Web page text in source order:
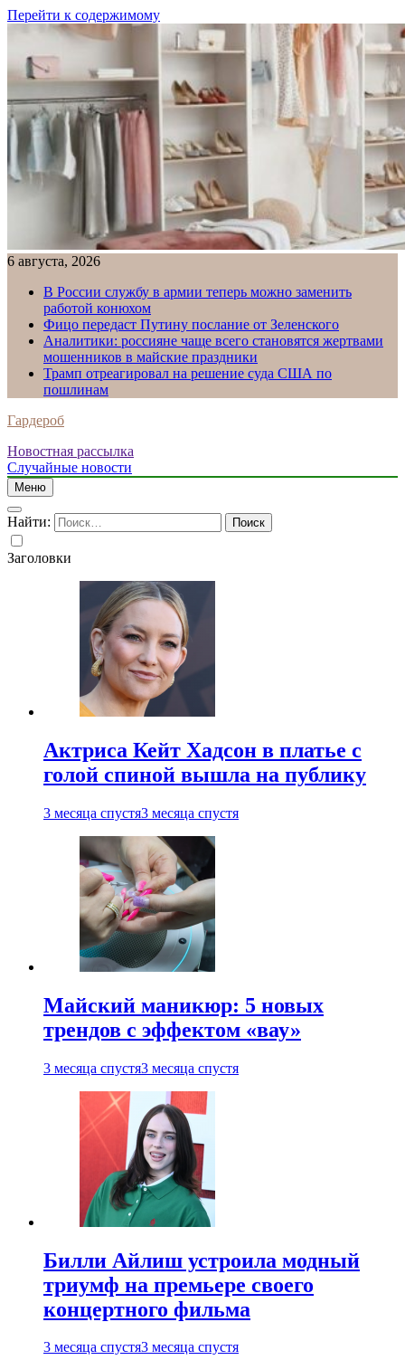
Перейти к содержимому
6 августа, 2026
В России службу в армии теперь можно заменить
работой конюхом
Фицо передаст Путину послание от Зеленского
Аналитики: россияне чаще всего становятся жертвами
мошенников в майские праздники
Трамп отреагировал на решение суда США по
пошлинам
Гардероб
Новостная рассылка
Случайные новости
Меню
Найти:
Заголовки
Актриса Кейт Хадсон в платье с
голой спиной вышла на публику
3 месяца спустя3 месяца спустя
Майский маникюр: 5 новых
трендов с эффектом «вау»
3 месяца спустя3 месяца спустя
Билли Айлиш устроила модный
триумф на премьере своего
концертного фильма
3 месяца спустя3 месяца спустя